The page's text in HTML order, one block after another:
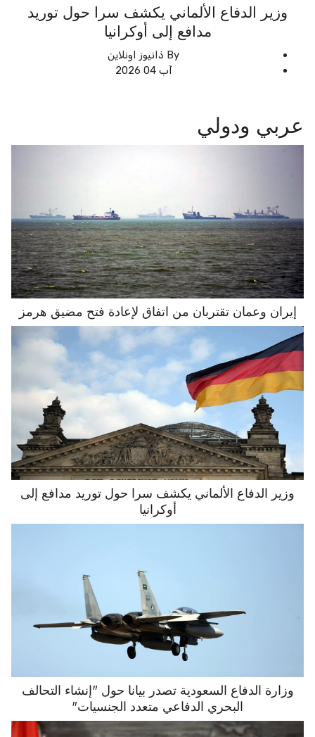
وزير الدفاع الألماني يكشف سرا حول توريد
مدافع إلى أوكرانيا
By ذانيوز اونلاين
آب 04 2026
عربي ودولي
إيران وعمان تقتربان من اتفاق لإعادة فتح مضيق هرمز
وزير الدفاع الألماني يكشف سرا حول توريد مدافع إلى
أوكرانيا
وزارة الدفاع السعودية تصدر بيانا حول "إنشاء التحالف
البحري الدفاعي متعدد الجنسيات"